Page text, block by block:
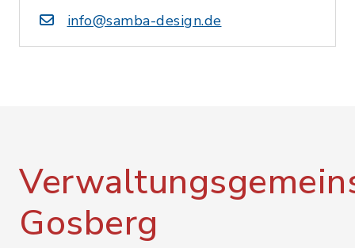
info@samba-design.de
Gosberg